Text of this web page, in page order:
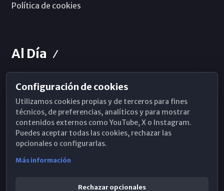
Política de cookies
Al Día
Horarios de Misa
Hemeroteca
WhatsApp
Configuración de cookies
Utilizamos cookies propias y de terceros para fines
técnicos, de preferencias, analíticos y para mostrar
contenidos externos como YouTube, X o Instagram.
Puedes aceptar todas las cookies, rechazar las
opcionales o configurarlas.
Más información
Rechazar opcionales